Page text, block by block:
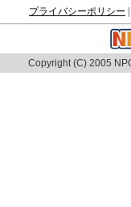
プライバシーポリシー
Copyright (C) 2005